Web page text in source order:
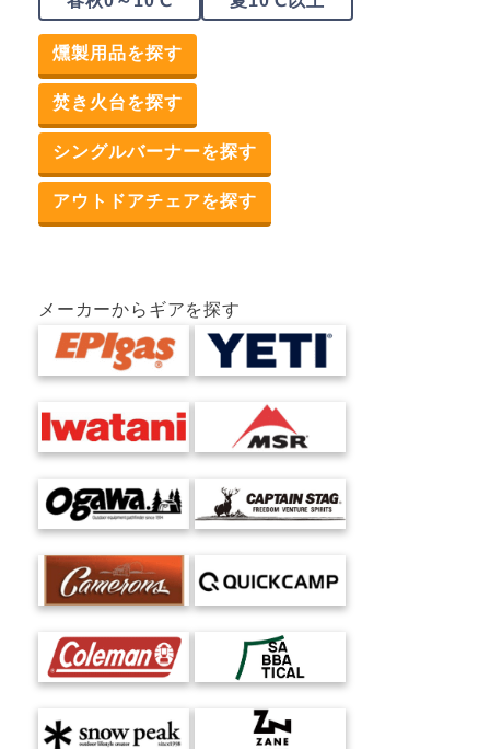
燻製用品を探す
焚き火台を探す
シングルバーナーを探す
アウトドアチェアを探す
メーカーからギアを探す